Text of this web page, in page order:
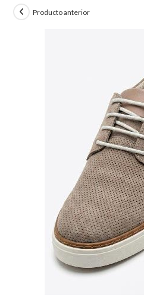
Producto anterior